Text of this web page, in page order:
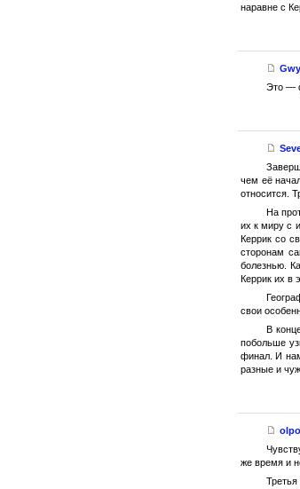
наравне с
Это —
чем её
относится.
На
их к миру с
Керрик со
сторонам
болезнью.
Керрик их в
свои
В
побольше
финал. И
разные и
же время и